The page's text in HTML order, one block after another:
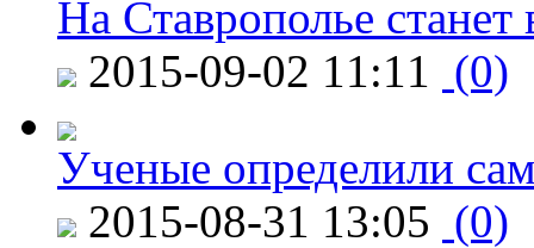
На Ставрополье
2015-09-02 11:11 (0)
Ученые определили
2015-08-31 13:05 (0)